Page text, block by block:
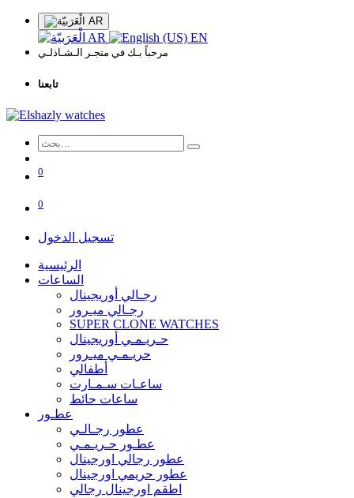
AR
AR EN
مرحباً بـك في متجـر الـشـاذلـي
تابعنا
0
0
تسجيل الدخول
الرئيسية
الساعات
رجـالي أوريجينال
رجـالي ميـرور
SUPER CLONE WATCHES
حـريـمـي أوريجينال
حريـمـي ميـرور
أطفالي
ساعـات سـمـارت
ساعات حائط
عطـور
عطور رجـالـي
عطـور حـريـمـي
عطور رجالي اورجينال
عطور حريمي اورجينال
اطقم اورجينال رجالي